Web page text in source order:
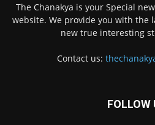
The Chanakya is your Special
website. We provide you with the
new true interesting
Contact us:
FOLLOW